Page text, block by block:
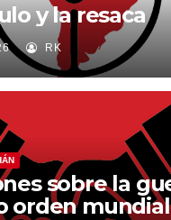
y la resaca
RK
sobre la
orden mundial